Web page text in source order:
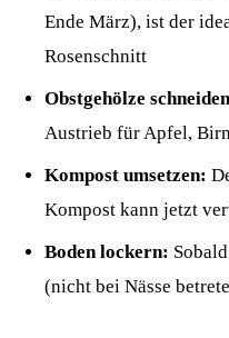
Ende März), ist der
Rosenschnitt
Obstgehölze
Austrieb für Apfel,
Kompost umsetzen:
Kompost kann jetzt
Boden lockern:
(nicht bei Nässe